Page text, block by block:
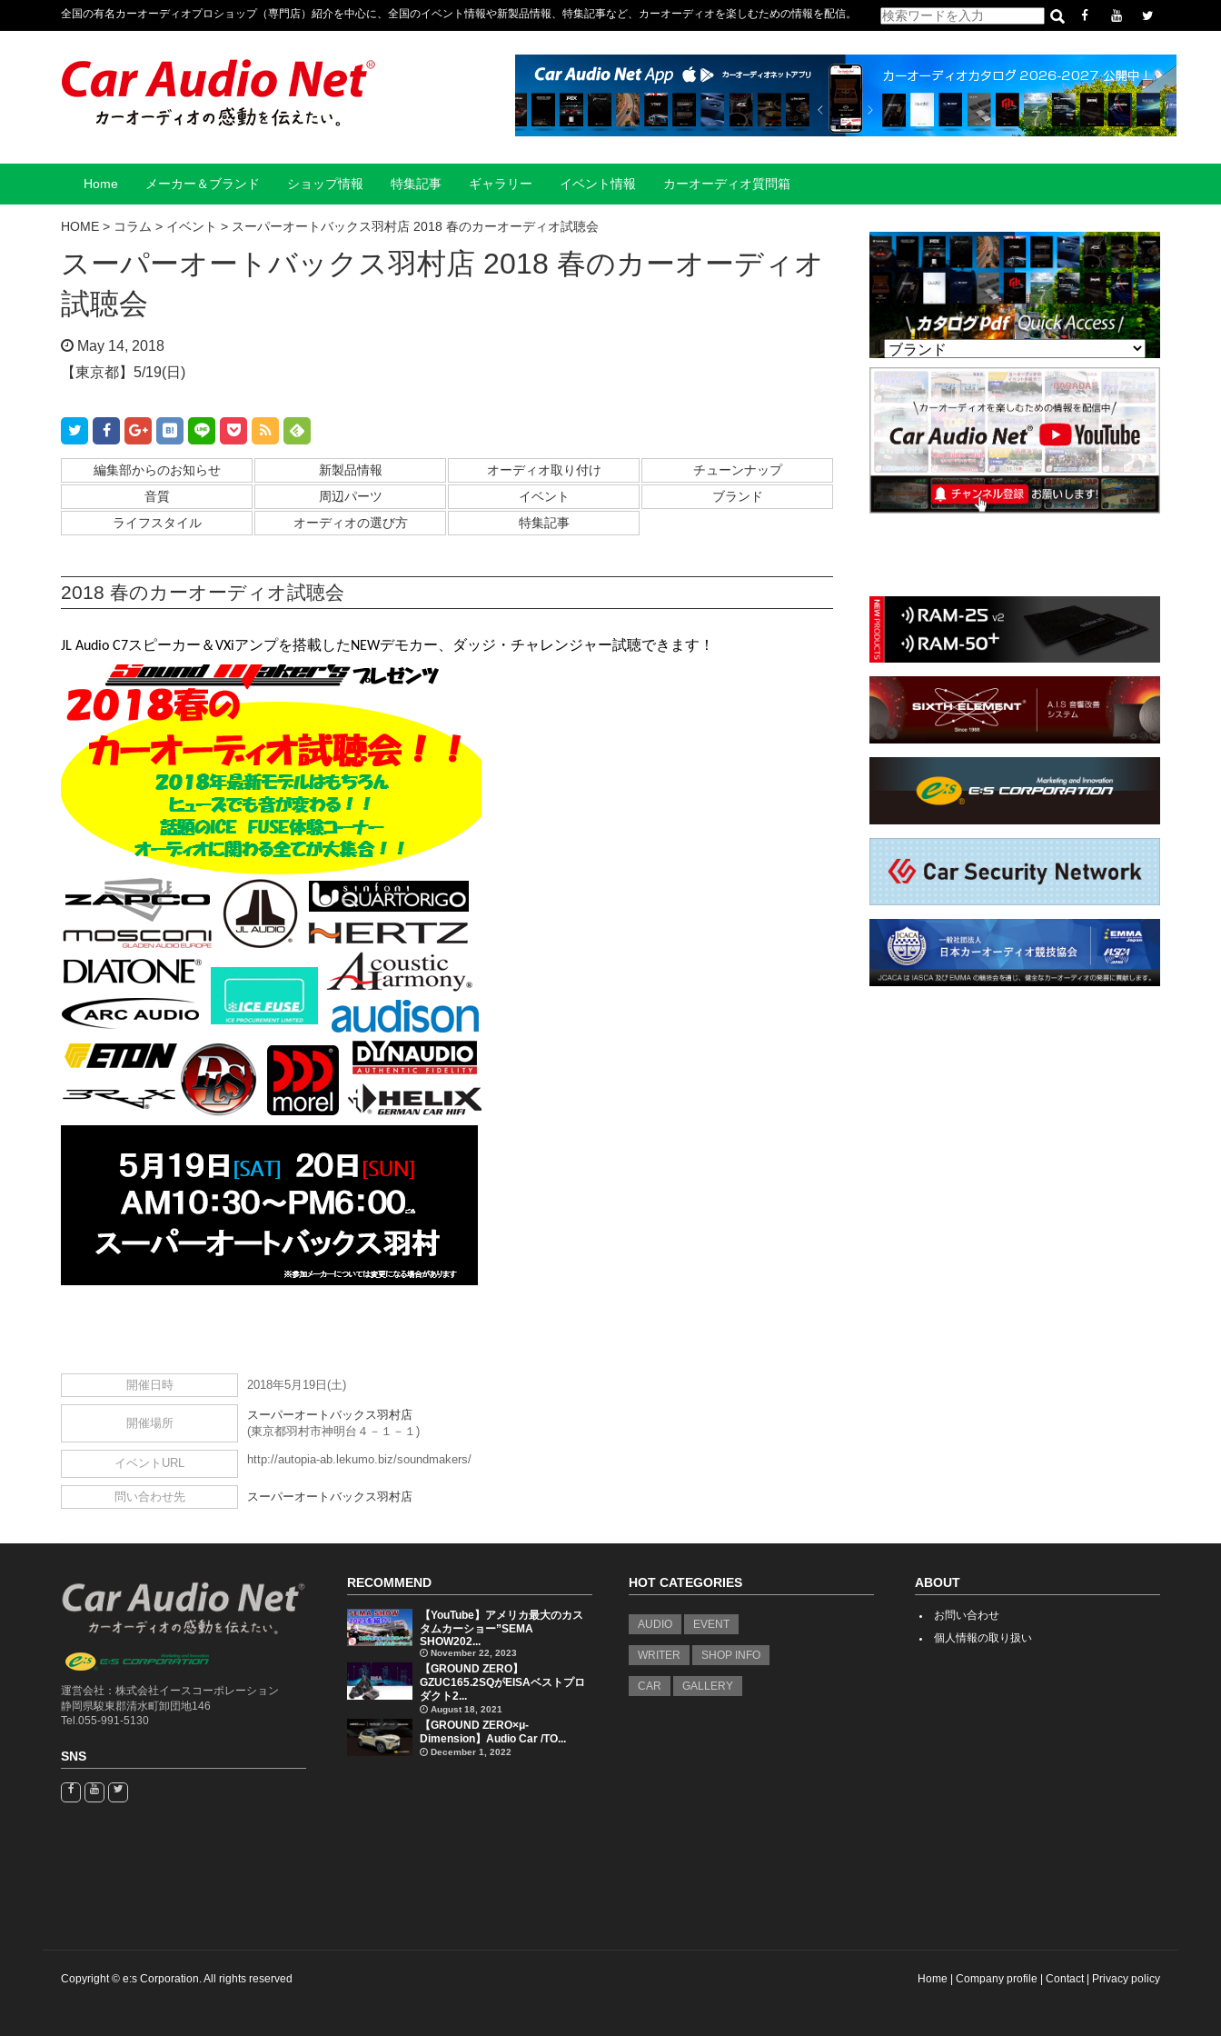
全国の有名カーオーディオプロショップ（専門店）紹介を中心に、全国のイベント情報や新製品情報、特集記事など、カーオーディオを楽しむための情報を配信。
Home メーカー＆ブランド ショップ情報 特集記事 ギャラリー イベント情報 カーオーディオ質問箱
HOME > コラム > イベント > スーパーオートバックス羽村店 2018 春のカーオーディオ試聴会
スーパーオートバックス羽村店 2018 春のカーオーディオ
試聴会
May 14, 2018
【東京都】5/19(日)
編集部からのお知らせ 新製品情報 オーディオ取り付け
チューンナップ
音質
周辺パーツ イベント
ブランド
ライフスタイル
オーディオの選び方 特集記事
2018 春のカーオーディオ試聴会
JL Audio C7スピーカー＆VXiアンプを搭載したNEWデモカー、ダッジ・チャレンジャー試聴できます！
開催日時 2018年5月19日(土)
開催場所
スーパーオートバックス羽村店
(東京都羽村市神明台４－１－１)
イベントURL http://autopia-ab.lekumo.biz/soundmakers/
問い合わせ先 スーパーオートバックス羽村店
運営会社：株式会社イースコーポレーション
静岡県駿東郡清水町卸団地146
Tel.055-991-5130
SNS
RECOMMEND
【YouTube】アメリカ最大のカス
タムカーショー”SEMA
SHOW202...
November 22, 2023
【GROUND ZERO】
GZUC165.2SQがEISAベストプロ
ダクト2...
August 18, 2021
【GROUND ZERO×μ-
Dimension】Audio Car /TO...
December 1, 2022
HOT CATEGORIES
AUDIO EVENT
WRITER SHOP INFO
CAR GALLERY
ABOUT
お問い合わせ
個人情報の取り扱い
Copyright © e:s Corporation. All rights reserved Home Company profile Contact Privacy policy